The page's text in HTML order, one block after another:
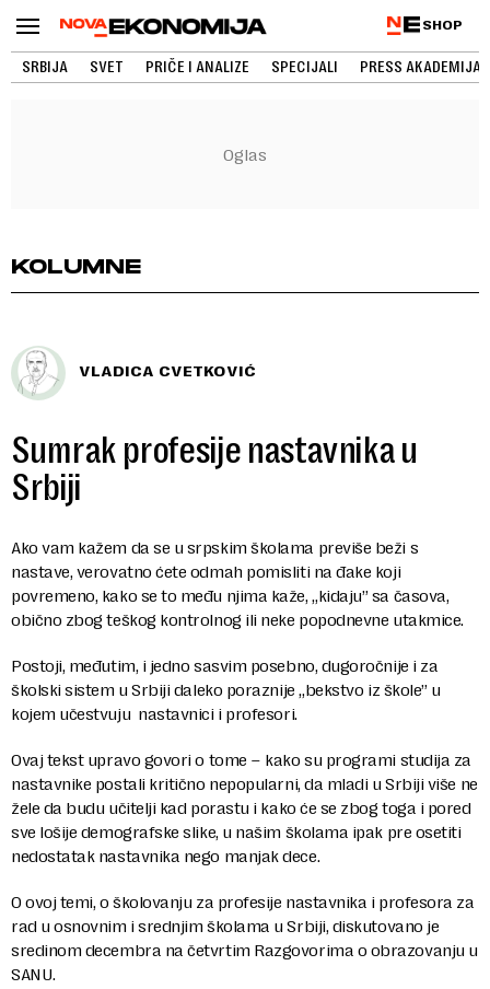
SHOP
SRBIJA SVET PRIČE I ANALIZE SPECIJALI PRESS AKADEMIJA
KOLUMNE
VLADICA CVETKOVIĆ
Sumrak profesije nastavnika u
Srbiji
Ako vam kažem da se u srpskim školama previše beži s
nastave, verovatno ćete odmah pomisliti na đake koji
povremeno, kako se to među njima kaže, „kidaju” sa časova,
obično zbog teškog kontrolnog ili neke popodnevne utakmice.
Postoji, međutim, i jedno sasvim posebno, dugoročnije i za
školski sistem u Srbiji daleko poraznije „bekstvo iz škole” u
kojem učestvuju nastavnici i profesori.
Ovaj tekst upravo govori o tome – kako su programi studija za
nastavnike postali kritično nepopularni, da mladi u Srbiji više ne
žele da budu učitelji kad porastu i kako će se zbog toga i pored
sve lošije demografske slike, u našim školama ipak pre osetiti
nedostatak nastavnika nego manjak dece.
O ovoj temi, o školovanju za profesije nastavnika i profesora za
rad u osnovnim i srednjim školama u Srbiji, diskutovano je
sredinom decembra na četvrtim Razgovorima o obrazovanju u
SANU.